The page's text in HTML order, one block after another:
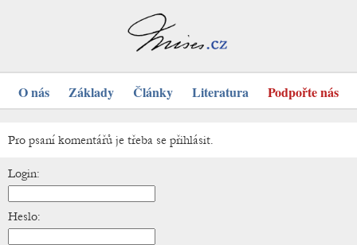
O nás Základy Články Literatura Podpořte nás
Pro psaní komentářů je třeba se přihlásit.
Login:
Heslo: